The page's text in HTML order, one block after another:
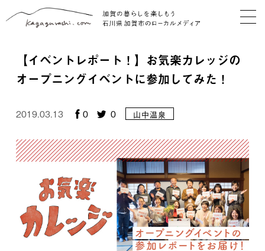
【イベントレポート！】お気楽カレッジの
オープニングイベントに参加してみた！
2019.03.13 0 0 山中温泉